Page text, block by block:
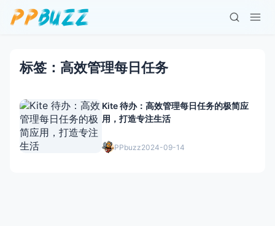
标签：高效管理每日任务
Kite 待办：高效管理每日任务的极简应
用，打造专注生活
PPbuzz2024-09-14